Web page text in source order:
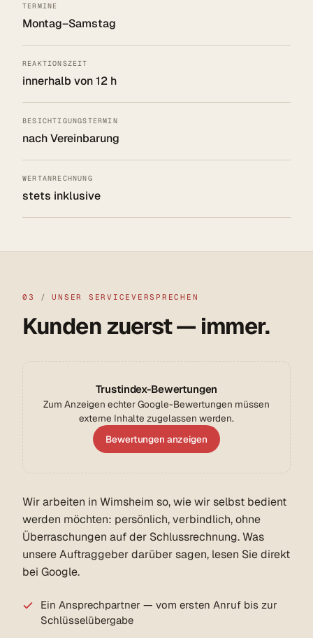
TERMINE
Montag–Samstag
REAKTIONSZEIT
innerhalb von 12 h
BESICHTIGUNGSTERMIN
nach Vereinbarung
WERTANRECHNUNG
stets inklusive
03 / UNSER SERVICEVERSPRECHEN
Kunden zuerst — immer.
Trustindex-Bewertungen
Zum Anzeigen echter Google-Bewertungen müssen
externe Inhalte zugelassen werden.
Bewertungen anzeigen
Wir arbeiten in Wimsheim so, wie wir selbst bedient
werden möchten: persönlich, verbindlich, ohne
Überraschungen auf der Schlussrechnung. Was
unsere Auftraggeber darüber sagen, lesen Sie direkt
bei Google.
Ein Ansprechpartner — vom ersten Anruf bis zur
Schlüsselübergabe